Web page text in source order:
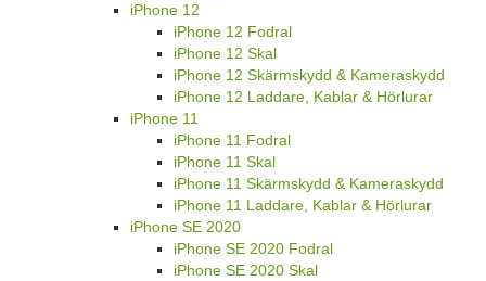
iPhone 12
iPhone 12 Fodral
iPhone 12 Skal
iPhone 12 Skärmskydd & Kameraskydd
iPhone 12 Laddare, Kablar & Hörlurar
iPhone 11
iPhone 11 Fodral
iPhone 11 Skal
iPhone 11 Skärmskydd & Kameraskydd
iPhone 11 Laddare, Kablar & Hörlurar
iPhone SE 2020
iPhone SE 2020 Fodral
iPhone SE 2020 Skal